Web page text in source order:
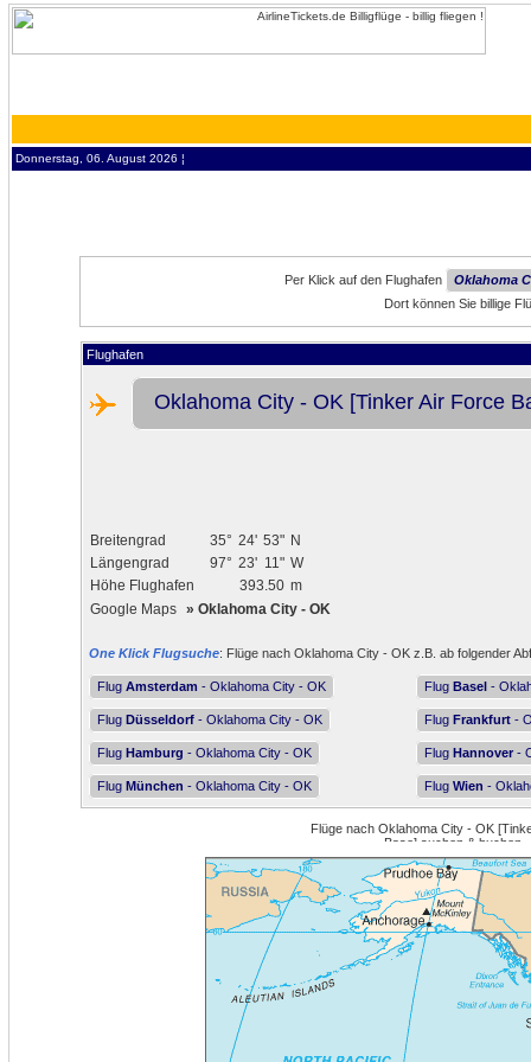
Donnerstag, 06. August 2026 ¦
Per Klick auf den Flughafen
Oklahoma
Dort können Sie billige
Flughafen
Oklahoma City - OK [Tinker Air Force
Breitengrad 35° 24' 53" N
Längengrad
97° 23' 11" W
Höhe Flughafen
393.50 m
Google Maps » Oklahoma City - OK
One Klick Flugsuche: Flüge nach Oklahoma City - OK z.B. ab folgender
Flug Amsterdam - Oklahoma City - OK Flug Basel -
Flug Düsseldorf - Oklahoma City - OK Flug Frankfurt -
Flug Hamburg - Oklahoma City - OK Flug Hannover -
Flug München - Oklahoma City - OK Flug Wien -